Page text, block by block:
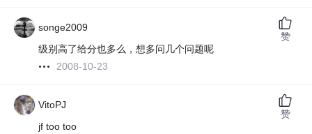
songe2009
级别高了给分也多么，想多问几个问题呢
2008-10-23
赞
VitoPJ
jf too too
赞